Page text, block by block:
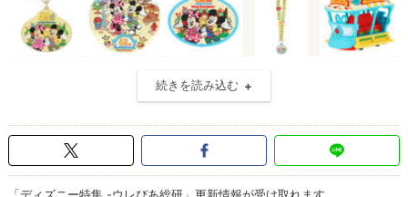
続きを読み込む